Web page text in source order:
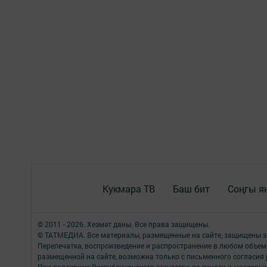
Кукмара ТВ Баш бит Соңгы
© 2011 - 2026. Хезмәт даны. Все права защищены.
© ТАТМЕДИА. Все материалы, размещенные на сайте, защищены
Перепечатка, воспроизведение и распространение в любом
размещенной на сайте, возможна только с письменного